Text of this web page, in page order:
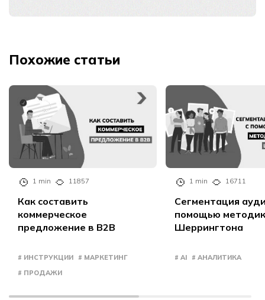
Похожие статьи
1 min 11857
Как составить
коммерческое
предложение в B2B
# ИНСТРУКЦИИ
# МАРКЕТИНГ
# ПРОДАЖИ
1 min 16711
Сегментация
помощью
Шеррингтона
# AI # АНАЛИТИКА